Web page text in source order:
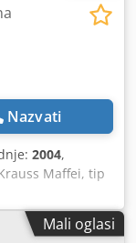
Nazvati
2004,
Maffei, tip
Ekstruder je
na licu
2004.
Mali oglasi